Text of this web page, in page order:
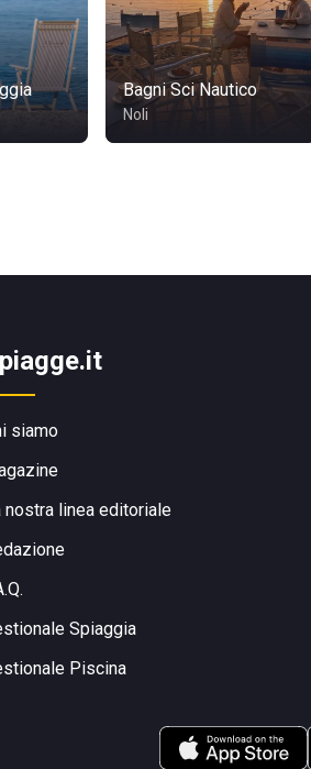
Bagni Sci Nautico
Noli
siamo
nostra linea editoriale
Spiaggia
Piscina